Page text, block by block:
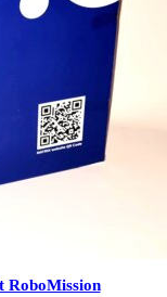
RoboMission